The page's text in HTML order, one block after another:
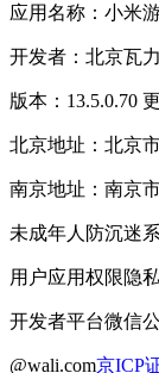
应用名称：小米
开发者：北京瓦
版本：13.5.0.70
北京地址：北京
南京地址：南京
未成年人防沉迷
用户应用权限隐
开发者平台微信
@wali.com京ICP